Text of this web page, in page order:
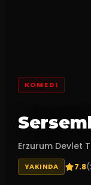
KOMEDI
Erzurum Devlet
YAKINDA 7.8(